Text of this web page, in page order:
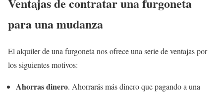
para una mudanza
El alquiler de una furgoneta nos ofrece una serie de ventajas por
los siguientes motivos:
Ahorras dinero. Ahorrarás más dinero que pagando a una